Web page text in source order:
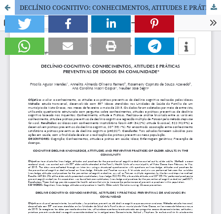
DECLÍNIO COGNITIVO: CONHECIMENTOS, ATITUDES E PRÁTICAS PREVENTIVAS DE IDOSOS EM COMUNIDADE